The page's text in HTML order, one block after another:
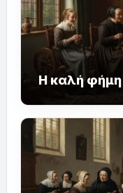
Η καλή φήμη